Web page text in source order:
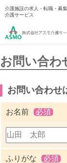
介護施設の求人・転職・募
介護サービス
お問い合わ
お問い合わせ
お名前 必須
ふりがな 必須